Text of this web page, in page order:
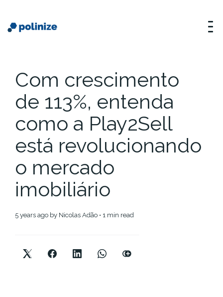
Com crescimento
de 113%, entenda
como a Play2Sell
está revolucionando
o mercado
imobiliário
5 years ago by Nicolas Adão • 1 min read